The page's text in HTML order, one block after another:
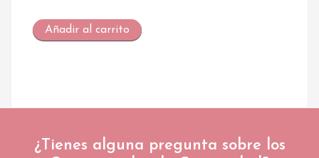
Añadir al carrito
¿Tienes alguna pregunta sobre los